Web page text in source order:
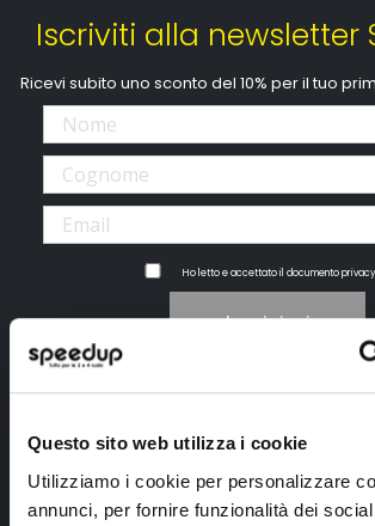
Questo sito web utilizza i cookie
Utilizziamo i cookie per personalizzare
annunci, per fornire funzionalità dei
Iscriviti alla newsletter
Ricevi subito uno sconto del 10% per il tuo
Ho letto e accettato il documento
Iscrivimi
Segui SPEEDUP.IT